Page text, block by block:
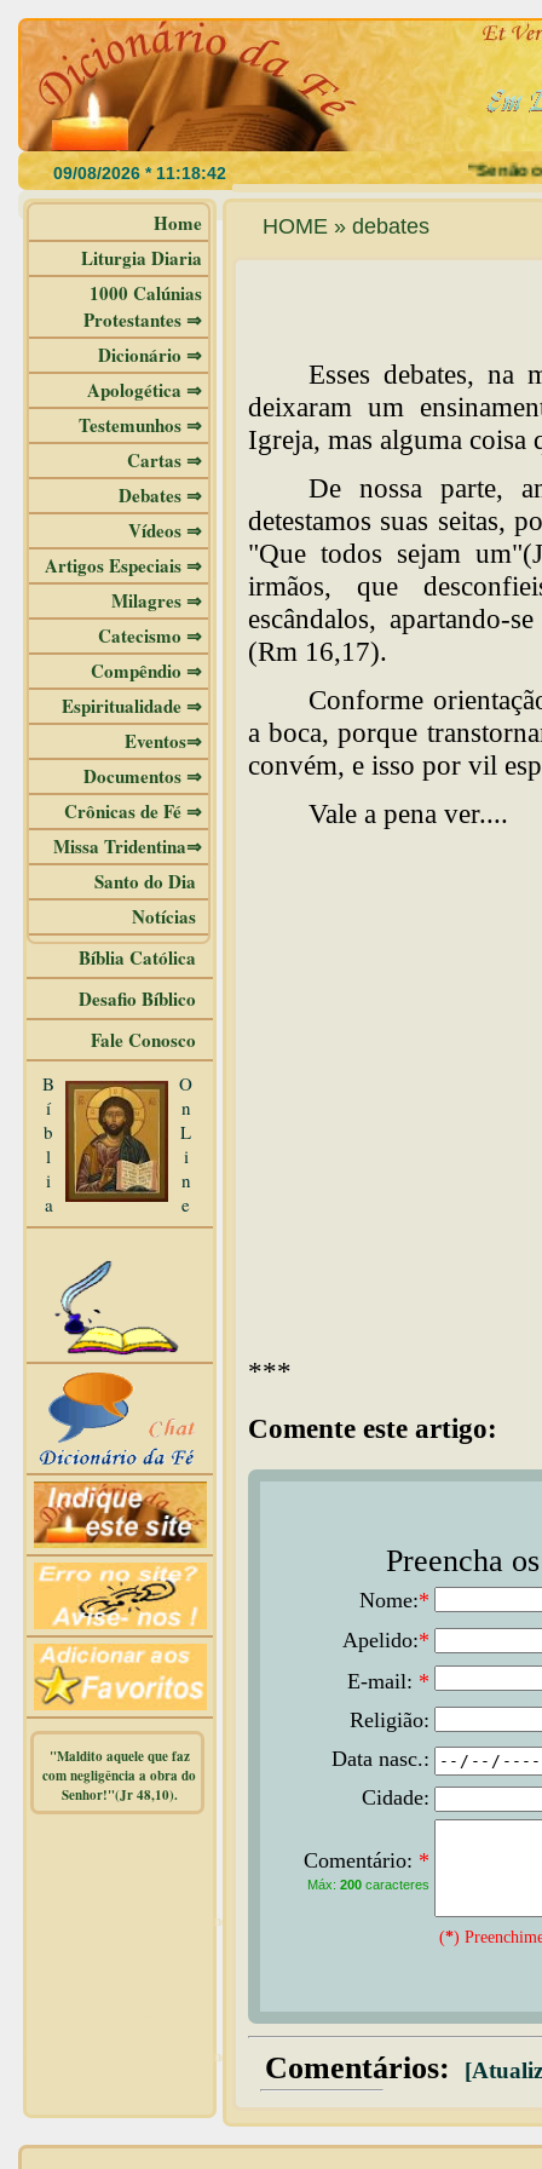
"Se não
Home
Liturgia Diaria
1000 Calúnias
Protestantes ⇒
Dicionário ⇒
Apologética ⇒
Testemunhos ⇒
Cartas ⇒
Debates ⇒
Vídeos ⇒
Artigos Especiais ⇒
Milagres ⇒
Catecismo ⇒
Compêndio ⇒
Espiritualidade ⇒
Eventos⇒
Documentos ⇒
Crônicas de Fé ⇒
Missa Tridentina⇒
Santo do Dia
Notícias
Bíblia Católica
Desafio Bíblico
Fale Conosco
B
í
b
l
i
a
O
n
L
i
n
e
"Maldito aquele que faz
com negligência a obra do
Senhor!"(Jr 48,10).
/home/dicionar/public_html/online.php
/home/dicionar/public_html/online.php
HOME » debates
Esses debates, na
deixaram um
Igreja, mas alguma coisa
De nossa parte,
detestamos suas seitas,
"Que todos sejam
irmãos, que
escândalos, apartando-
(Rm 16,17).
Conforme
a boca, porque
convém, e isso por vil
Vale a pena ver....
***
Comente este artigo:
Preencha
Nome:*
Apelido:*
E-mail: *
Religião:
Data nasc.:
Cidade:
Comentário: *
Máx: 200 caracteres
(*)
Comentários: